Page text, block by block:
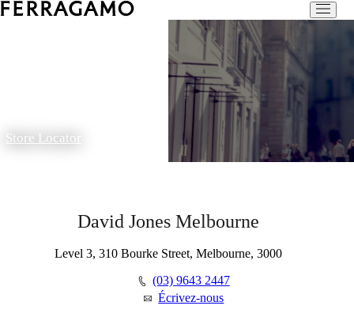
Store Locator
David Jones Melbourne
Level 3, 310 Bourke Street, Melbourne, 3000
(03) 9643 2447
Écrivez-nous